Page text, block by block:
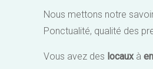
Nous mettons notre
Ponctualité, qualité des
Vous avez des locauxà